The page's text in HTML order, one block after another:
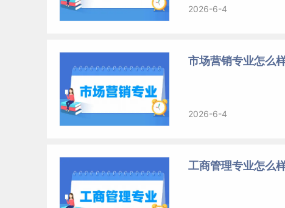
2026-6-4
市场营销专业怎么
2026-6-4
工商管理专业怎么